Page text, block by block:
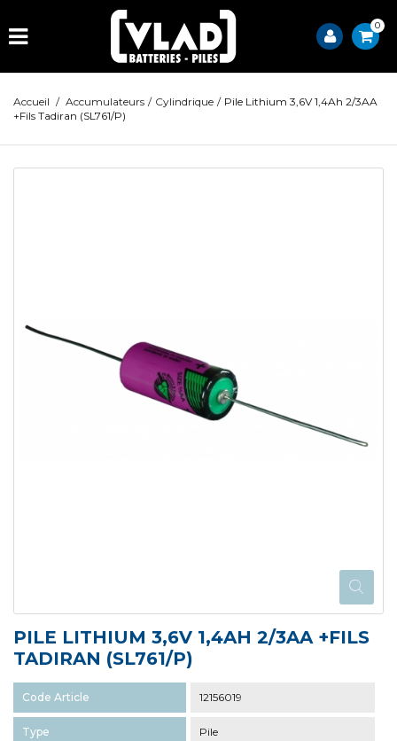
0
Accueil / Accumulateurs / Cylindrique / Pile Lithium 3,6V 1,4Ah 2/3AA
+Fils Tadiran (SL761/P)
PILE LITHIUM 3,6V 1,4AH 2/3AA +FILS
TADIRAN (SL761/P)
Code Article 12156019
Type Pile